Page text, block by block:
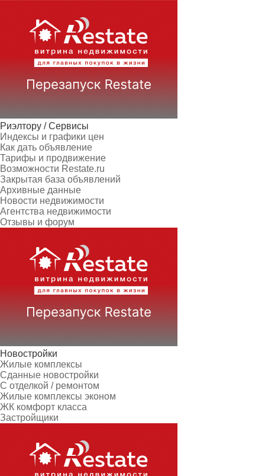
Риэлтору / Сервисы
Индексы и графики цен
Как дать объявление
Тарифы и продвижение
Возможности Restate.ru
Закрытая база объявлений
Архивные данные
Новости недвижимости
Агентства недвижимости
Отзывы и форум
Новостройки
Жилые комплексы
Сданные новостройки
С отделкой / ремонтом
Жилые комплексы эконом
ЖК комфорт класса
Застройщики